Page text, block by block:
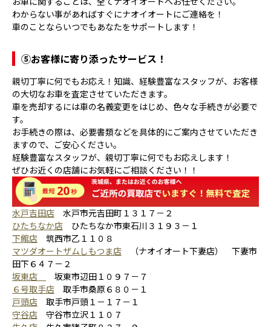
わからない事があればすぐにナオイオートにご連絡を！
車のことならいつでもあなたをサポートします！
⑤お客様に寄り添ったサービス！
親切丁寧に何でもお応え！知識、経験豊富なスタッフが、お客様
の大切なお車を査定させていただきます。
車を売却するには車の名義変更をはじめ、色々な手続きが必要で
す。
お手続きの際は、必要書類などを具体的にご案内させていただき
ますので、ご安心ください。
経験豊富なスタッフが、親切丁寧に何でもお応えします！
ぜひお近くの店舗にお気軽にご相談ください！！
水戸吉田店 水戸市元吉田町１３１７－２
ひたちなか店 ひたちなか市東石川３１９３－１
下館店 筑西市乙１１０８
マツダオートザムしもつま店 （ナオイオート下妻店） 下妻市
田下６４７－２
坂東店
坂東市辺田１０９７－７
６号取手店 取手市桑原６８０－１
戸頭店 取手市戸頭１－１７－１
守谷店 守谷市立沢１１０７